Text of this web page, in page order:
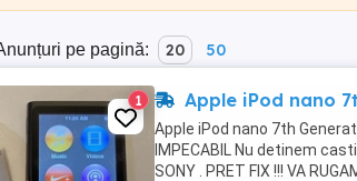
pe pagină: 20 50
1 Apple iPod nano
Apple iPod nano 7th
IMPECABIL Nu detinem
SONY . PRET FIX !!! VA